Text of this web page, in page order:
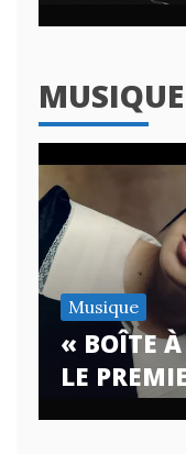
MUSIQUE
Musique
« BOÎTE
LE